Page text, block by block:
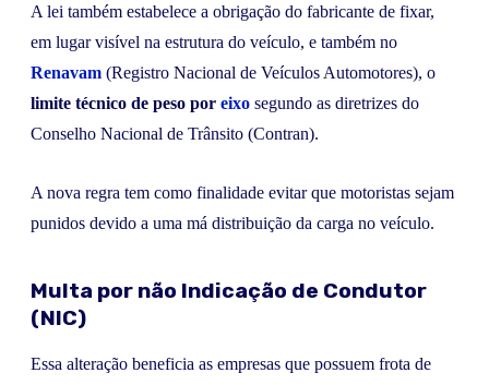
A lei também estabelece a obrigação do fabricante de fixar,
em lugar visível na estrutura do veículo, e também no
Renavam (Registro Nacional de Veículos Automotores), o
limite técnico de peso por eixo segundo as diretrizes do
Conselho Nacional de Trânsito (Contran).
A nova regra tem como finalidade evitar que motoristas sejam
punidos devido a uma má distribuição da carga no veículo.
Multa por não Indicação de Condutor
(NIC)
Essa alteração beneficia as empresas que possuem frota de